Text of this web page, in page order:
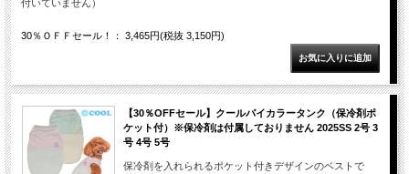
付いていません）
30％ＯＦＦセール！： 3,465円(税抜 3,150円)
【30％OFFセール】クールバイカラータンク（保冷剤ポ
ケット付）※保冷剤は付属しておりません 2025SS 2号 3
号 4号 5号
保冷剤を入れられるポケット付きデザインのベストで